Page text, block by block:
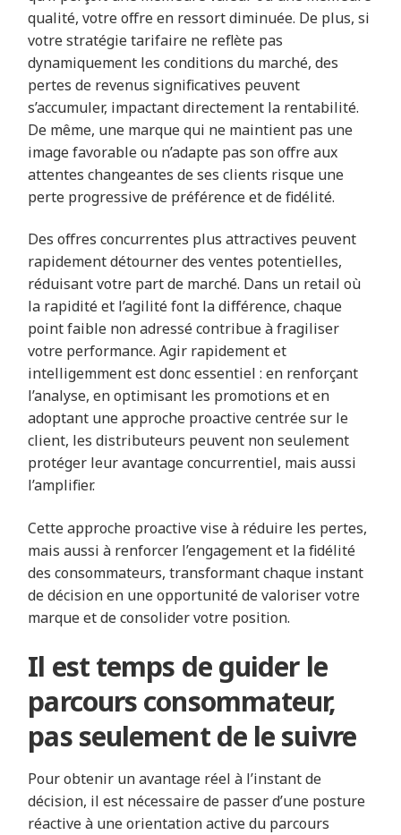
qualité, votre offre en ressort diminuée. De plus, si
votre stratégie tarifaire ne reflète pas
dynamiquement les conditions du marché, des
pertes de revenus significatives peuvent
s’accumuler, impactant directement la rentabilité.
De même, une marque qui ne maintient pas une
image favorable ou n’adapte pas son offre aux
attentes changeantes de ses clients risque une
perte progressive de préférence et de fidélité.
Des offres concurrentes plus attractives peuvent
rapidement détourner des ventes potentielles,
réduisant votre part de marché. Dans un retail où
la rapidité et l’agilité font la différence, chaque
point faible non adressé contribue à fragiliser
votre performance. Agir rapidement et
intelligemment est donc essentiel : en renforçant
l’analyse, en optimisant les promotions et en
adoptant une approche proactive centrée sur le
client, les distributeurs peuvent non seulement
protéger leur avantage concurrentiel, mais aussi
l’amplifier.
Cette approche proactive vise à réduire les pertes,
mais aussi à renforcer l’engagement et la fidélité
des consommateurs, transformant chaque instant
de décision en une opportunité de valoriser votre
marque et de consolider votre position.
Il est temps de guider le
parcours consommateur,
pas seulement de le suivre
Pour obtenir un avantage réel à l’instant de
décision, il est nécessaire de passer d’une posture
réactive à une orientation active du parcours